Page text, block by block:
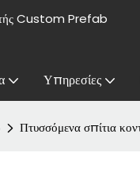
Custom Prefab
Υπηρεσίες
Πτυσσόμενα σπίτια